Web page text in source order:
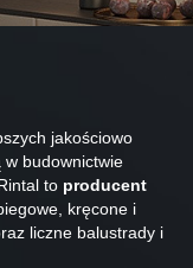
jakościowo
w budownictwie
to producent
kręcone i
liczne balustrady i